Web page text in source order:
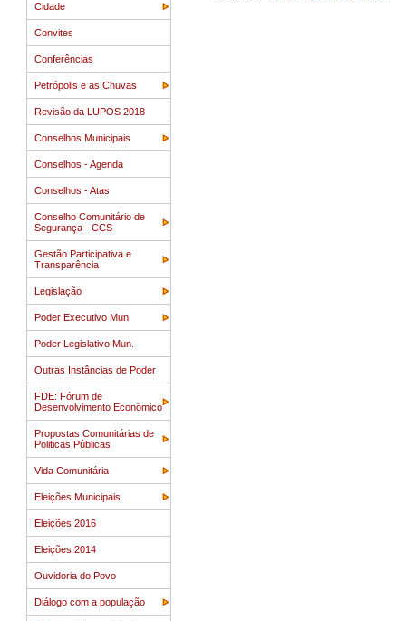
Cidade
Convites
Conferências
Petrópolis e as Chuvas
Revisão da LUPOS 2018
Conselhos Municipais
Conselhos - Agenda
Conselhos - Atas
Conselho Comunitário de
Segurança - CCS
Gestão Participativa e
Transparência
Legislação
Poder Executivo Mun.
Poder Legislativo Mun.
Outras Instâncias de Poder
FDE: Fórum de
Desenvolvimento Econômico
Propostas Comunitárias de
Politicas Públicas
Vida Comunitária
Eleições Municipais
Eleições 2016
Eleições 2014
Ouvidoria do Povo
Diálogo com a população